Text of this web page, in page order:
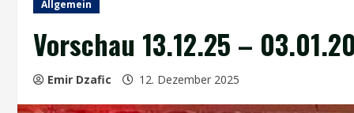
Allgemein
Vorschau 13.12.25 –
Emir Dzafic 12. Dezember 2025